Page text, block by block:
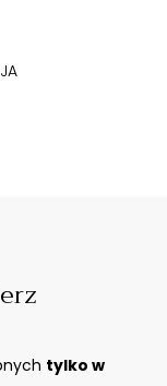
tylko w